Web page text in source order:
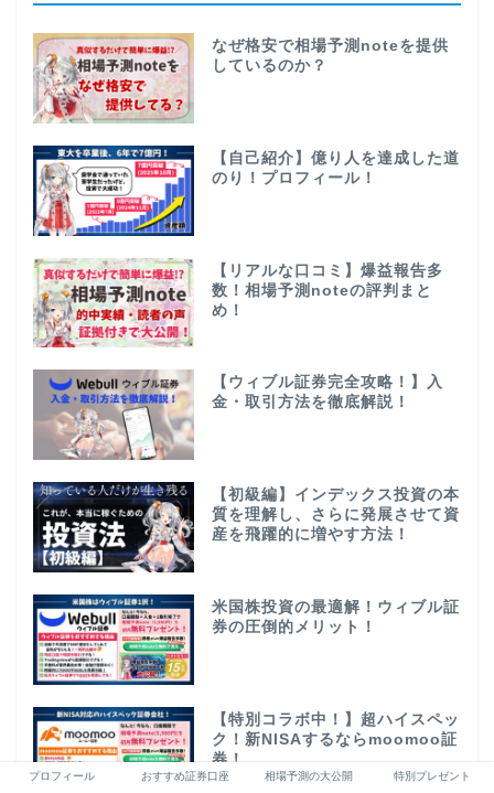
なぜ格安で相場予測noteを提供
しているのか？
【自己紹介】億り人を達成した道
のり！プロフィール！
【リアルな口コミ】爆益報告多
数！相場予測noteの評判まと
め！
【ウィブル証券完全攻略！】入
金・取引方法を徹底解説！
【初級編】インデックス投資の本
質を理解し、さらに発展させて資
産を飛躍的に増やす方法！
米国株投資の最適解！ウィブル証
券の圧倒的メリット！
【特別コラボ中！】超ハイスペッ
ク！新NISAするならmoomoo証
券！
プロフィール おすすめ証券口座 相場予測の大公開 特別プレゼント